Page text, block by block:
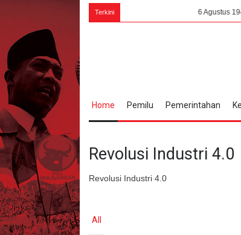
Terkini 6 Agustus 1945, Bung
Home Pemilu Pemerintahan
Revolusi Industri 4.0
Revolusi Industri 4.0
All